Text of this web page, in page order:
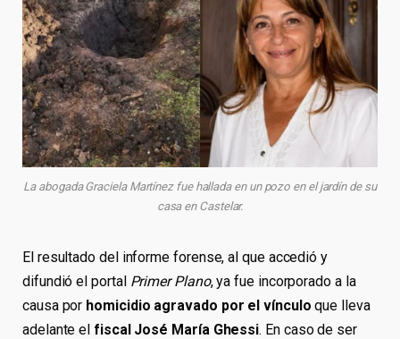
La abogada Graciela Martínez fue hallada en un pozo en el jardín de su
casa en Castelar.
El resultado del informe forense, al que accedió y
difundió el portal Primer Plano, ya fue incorporado a la
causa por homicidio agravado por el vínculo que lleva
adelante el fiscal José María Ghessi. En caso de ser